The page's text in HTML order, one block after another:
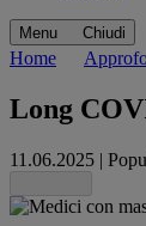
Menu Chiudi
Home
Long
11.06.2025 |